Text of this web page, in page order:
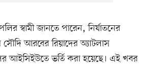
স্বামী জানতে পারেন, নির্যাতনের
আরবের রিয়াদের অ্যাটলাস
আইসিইউতে ভর্তি করা হয়েছে। এই খবর